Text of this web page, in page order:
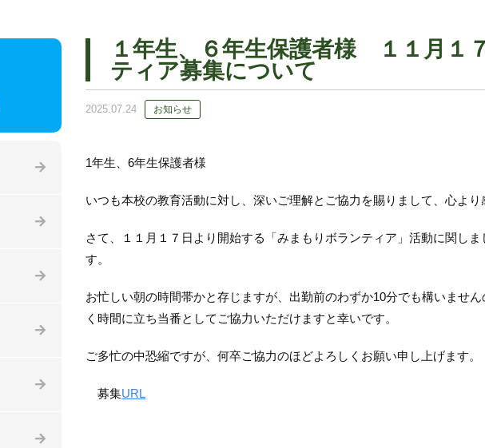
１年生、６年生保護者様 １１月１
ティア募集について
2025.07.24 お知らせ
1年生、6年生保護者様
いつも本校の教育活動に対し、深いご理解とご協力を賜りまして、心より
さて、１１月１７日より開始する「みまもりボランティア」活動に関し
す。
お忙しい朝の時間帯かと存じますが、出勤前のわずか10分でも構いませ
く時間に立ち当番としてご協力いただけますと幸いです。
ご多忙の中恐縮ですが、何卒ご協力のほどよろしくお願い申し上げます。
募集URL